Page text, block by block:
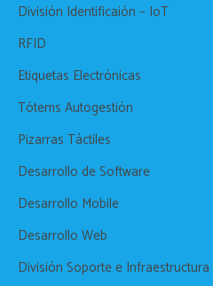
División Identificaión – IoT
RFID
Etiquetas Electrónicas
Tótems Autogestión
Pizarras Táctiles
Desarrollo de Software
Desarrollo Mobile
Desarrollo Web
División Soporte e Infraestructura